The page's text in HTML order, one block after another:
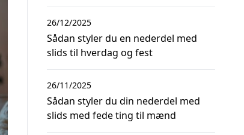
Sådan styler du en nederdel med
slids til hverdag og fest
26/12/2025
Sådan styler du din nederdel med
slids med fede ting til mænd
26/11/2025